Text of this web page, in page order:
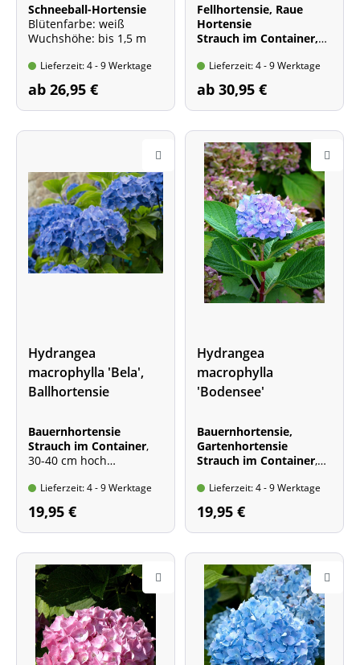
Schneeball-Hortensie
Blütenfarbe: weiß
Wuchshöhe: bis 1,5 m
Lieferzeit: 4 - 9 Werktage
ab 26,95 €
Fellhortensie, Raue
Hortensie
Strauch im Container,
Blütefarbe: rosa bis
violett
Wuchshöhe: bis 2,0 m
Lieferzeit: 4 - 9 Werktage
ab 30,95 €
Hydrangea
macrophylla 'Bela',
Ballhortensie
Bauernhortensie
Strauch im Container,
30-40 cm hoch
Wuchshöhe: bis 1,5 m
Lieferzeit: 4 - 9 Werktage
19,95 €
Hydrangea
macrophylla
'Bodensee'
Bauernhortensie,
Gartenhortensie
Strauch im Container,
Blütenfarbe: blau
Wuchshöhe: bis 1,3 m
Lieferzeit: 4 - 9 Werktage
19,95 €